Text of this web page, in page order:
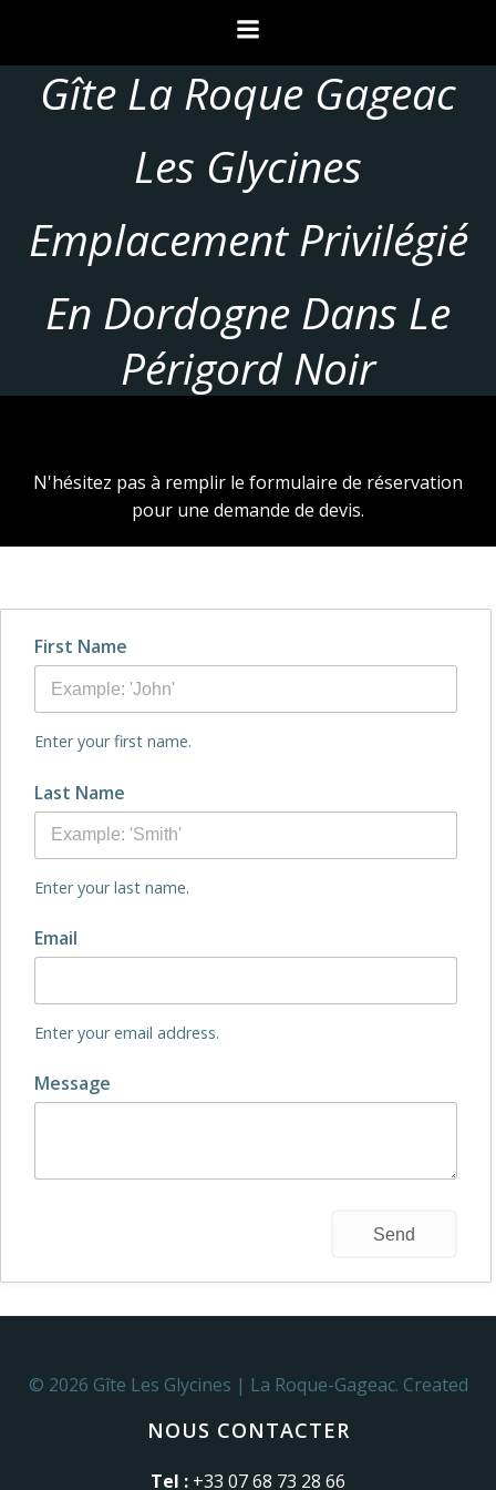
au
contenu
Gîte La Roque Gageac
Les Glycines
Emplacement Privilégié
En Dordogne Dans Le
Périgord Noir
N'hésitez pas à remplir le formulaire de réservation
pour une demande de devis.
First Name
Enter your first name.
Last Name
Enter your last name.
Email
Enter your email address.
Message
© 2026 Gîte Les Glycines | La Roque-Gageac. Created
NOUS CONTACTER
Tel : +33 07 68 73 28 66